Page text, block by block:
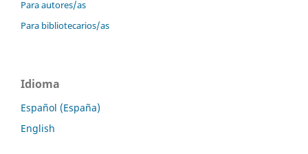
Para autores/as
Para bibliotecarios/as
Idioma
Español (España)
English